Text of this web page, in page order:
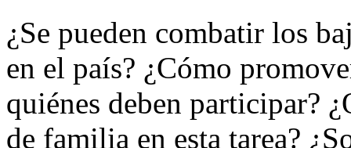
¿Se pueden combatir los
en el país? ¿Cómo
quiénes deben participar?
de familia en esta tarea?